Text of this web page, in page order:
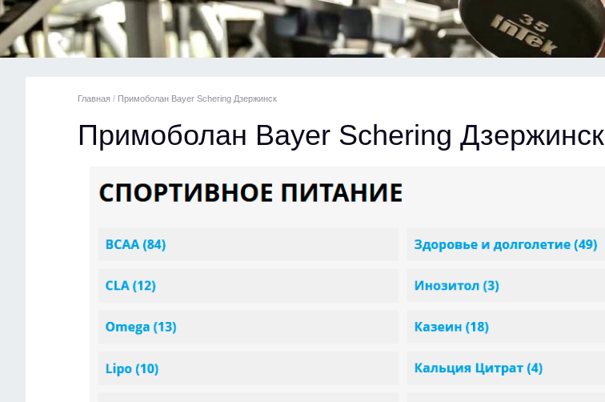
Главная / Примоболан Bayer Schering Дзержинск
Примоболан Bayer Schering Дзержинск